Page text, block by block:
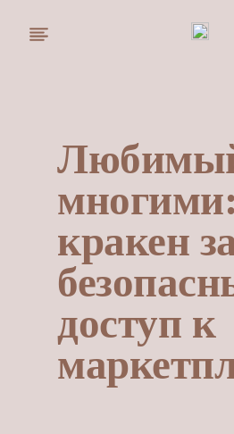
многими:
кракен
доступ к